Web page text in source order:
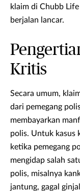
klaim di Chubb
berjalan lancar.
Kritis
Secara umum,
dari pemegang
membayarkan
polis. Untuk kasus
ketika pemegang
mengidap salah
polis, misalnya
jantung, gagal